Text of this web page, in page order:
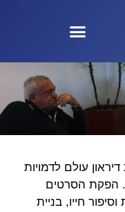
עולם לדמויות
הפקת הסרטים
חייו, בניית